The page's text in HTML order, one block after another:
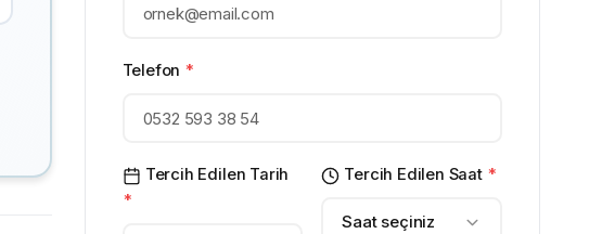
Telefon *
Tercih Edilen Tarih
*
Tercih Edilen Saat *
Saat seçiniz